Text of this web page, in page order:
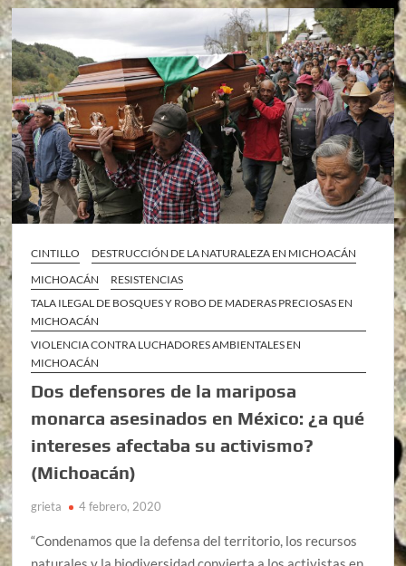
CINTILLO
DESTRUCCIÓN DE LA NATURALEZA EN MICHOACÁN
MICHOACÁN
RESISTENCIAS
TALA ILEGAL DE BOSQUES Y ROBO DE MADERAS PRECIOSAS EN
MICHOACÁN
VIOLENCIA CONTRA LUCHADORES AMBIENTALES EN
MICHOACÁN
Dos defensores de la mariposa
monarca asesinados en México: ¿a qué
intereses afectaba su activismo?
(Michoacán)
grieta 4 febrero, 2020
“Condenamos que la defensa del territorio, los recursos